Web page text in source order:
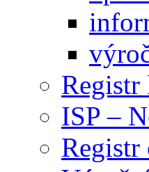
ISP –
Registr